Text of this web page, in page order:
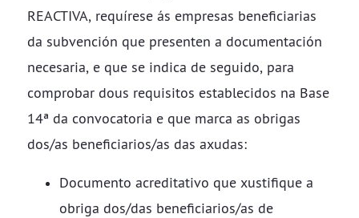
REACTIVA, requírese ás empresas beneficiarias
da subvención que presenten a documentación
necesaria, e que se indica de seguido, para
comprobar dous requisitos establecidos na Base
14ª da convocatoria e que marca as obrigas
dos/as beneficiarios/as das axudas:
Documento acreditativo que xustifique a
obriga dos/das beneficiarios/as de